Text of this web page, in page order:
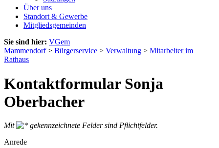
Über uns
Standort & Gewerbe
Mitgliedsgemeinden
Sie sind hier: VGem
Mammendorf> Bürgerservice > Verwaltung > Mitarbeiter im
Rathaus
Kontaktformular Sonja
Oberbacher
Mit
gekennzeichnete Felder sind Pflichtfelder.
Anrede